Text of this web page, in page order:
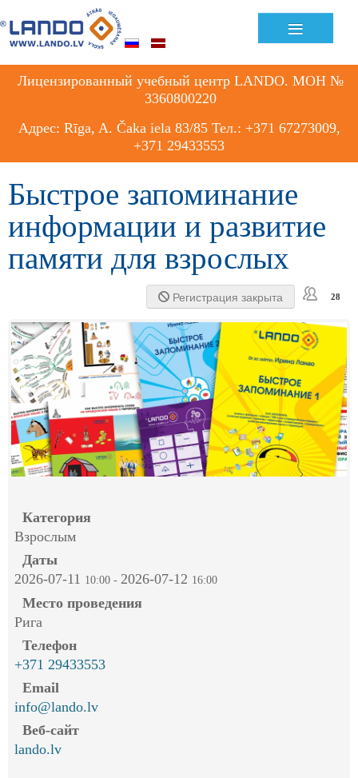
≡
Лицензированный учебный центр LANDO. МОН №
3360800220
Адрес: Rīga, A. Čaka iela 83/85 Тел.: +371 67273009,
+371 29433553
Быстрое запоминание
информации и развитие
памяти для взрослых
Регистрация закрыта 28
Категория
Взрослым
Даты
2026-07-11 10:00 - 2026-07-12 16:00
Место проведения
Рига
Телефон
+371 29433553
Email
info@lando.lv
Веб-сайт
lando.lv
Year
Month